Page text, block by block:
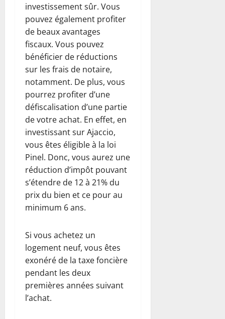
investissement sûr. Vous
pouvez également profiter
de beaux avantages
fiscaux. Vous pouvez
bénéficier de réductions
sur les frais de notaire,
notamment. De plus, vous
pourrez profiter d’une
défiscalisation d’une partie
de votre achat. En effet, en
investissant sur Ajaccio,
vous êtes éligible à la loi
Pinel. Donc, vous aurez une
réduction d’impôt pouvant
s’étendre de 12 à 21% du
prix du bien et ce pour au
minimum 6 ans.
Si vous achetez un
logement neuf, vous êtes
exonéré de la taxe foncière
pendant les deux
premières années suivant
l’achat.